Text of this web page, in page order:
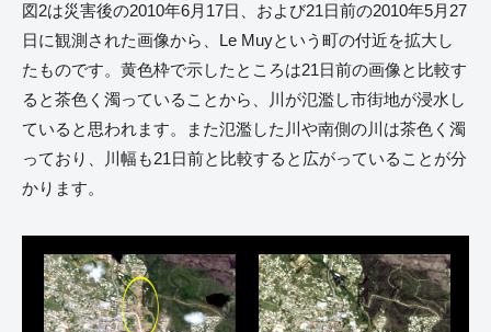
図2は災害後の2010年6月17日、および21日前の2010年5月27
日に観測された画像から、Le Muyという町の付近を拡大し
たものです。黄色枠で示したところは21日前の画像と比較す
ると茶色く濁っていることから、川が氾濫し市街地が浸水し
ていると思われます。また氾濫した川や南側の川は茶色く濁
っており、川幅も21日前と比較すると広がっていることが分
かります。